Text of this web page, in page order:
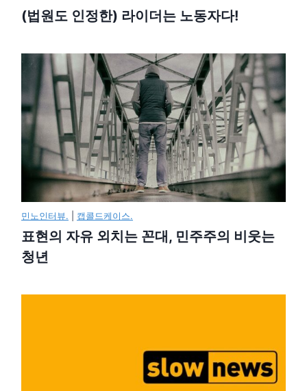
(법원도 인정한) 라이더는 노동자다!
민노인터뷰. 캡콜드케이스.
표현의 자유 외치는 꼰대, 민주주의 비웃는
청년